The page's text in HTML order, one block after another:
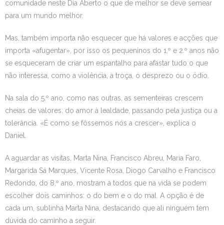
comunidade neste Dia Aberto o que de melhor se deve semear
para um mundo melhor.
Mas, também importa não esquecer que há valores e acções que
importa «afugentar», por isso os pequeninos do 1.º e 2.º anos não
se esqueceram de criar um espantalho para afastar tudo o que
não interessa, como a violência, a troça, o desprezo ou o ódio.
Na sala do 5.º ano, como nas outras, as sementeiras crescem
cheias de valores: do amor à lealdade, passando pela justiça ou a
tolerância. «É como se fôssemos nós a crescer», explica o
Daniel.
A aguardar as visitas, Marta Nina, Francisco Abreu, Maria Faro,
Margarida Sá Marques, Vicente Rosa, Diogo Carvalho e Francisco
Redondo, do 8.º ano, mostram a todos que na vida se podem
escolher dois caminhos: o do bem e o do mal. A opção é de
cada um, sublinha Marta Nina, destacando que ali ninguém tem
dúvida do caminho a seguir.